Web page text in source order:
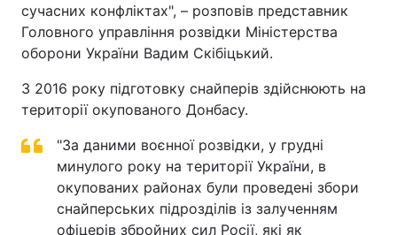
сучасних конфліктах", – розповів представник
Головного управління розвідки Міністерства
оборони України Вадим Скібіцький.
З 2016 року підготовку снайперів здійснюють на
території окупованого Донбасу.
"За даними воєнної розвідки, у грудні
минулого року на території України, в
окупованих районах були проведені збори
снайперських підрозділів із залученням
офіцерів збройних сил Росії, які як